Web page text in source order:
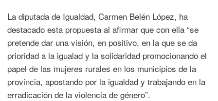
La diputada de Igualdad, Carmen Belén López, ha
destacado esta propuesta al afirmar que con ella “se
pretende dar una visión, en positivo, en la que se da
prioridad a la igualad y la solidaridad promocionando el
papel de las mujeres rurales en los municipios de la
provincia, apostando por la igualdad y trabajando en la
erradicación de la violencia de género”.